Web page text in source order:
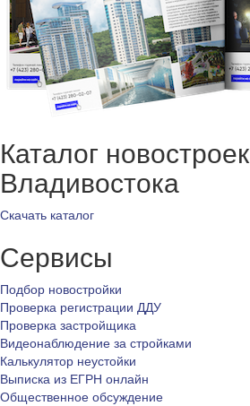
Каталог новостроек
Владивостока
Скачать каталог
Сервисы
Подбор новостройки
Проверка регистрации ДДУ
Проверка застройщика
Видеонаблюдение за стройками
Калькулятор неустойки
Выписка из ЕГРН онлайн
Общественное обсуждение